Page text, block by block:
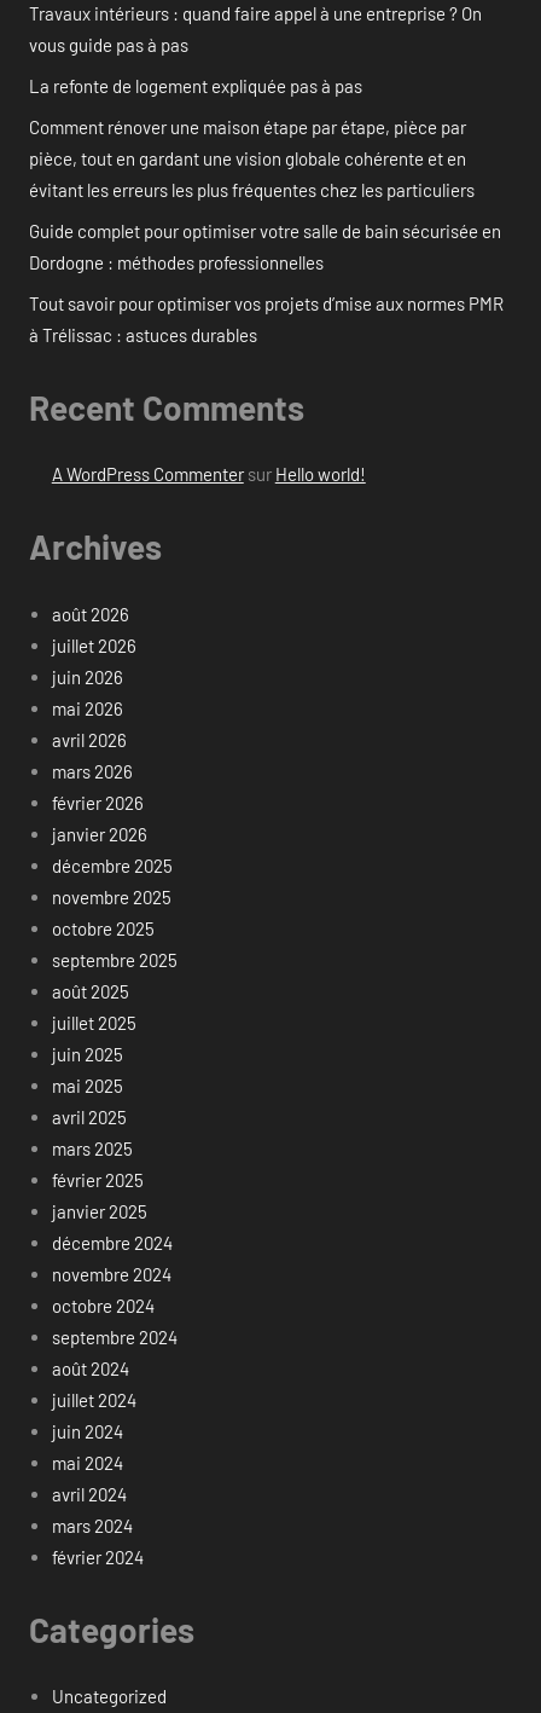
Travaux intérieurs : quand faire appel à une entreprise ? On
vous guide pas à pas
La refonte de logement expliquée pas à pas
Comment rénover une maison étape par étape, pièce par
pièce, tout en gardant une vision globale cohérente et en
évitant les erreurs les plus fréquentes chez les particuliers
Guide complet pour optimiser votre salle de bain sécurisée en
Dordogne : méthodes professionnelles
Tout savoir pour optimiser vos projets d’mise aux normes PMR
à Trélissac : astuces durables
Recent Comments
A WordPress Commentersur Hello world!
Archives
août 2026
juillet 2026
juin 2026
mai 2026
avril 2026
mars 2026
février 2026
janvier 2026
décembre 2025
novembre 2025
octobre 2025
septembre 2025
août 2025
juillet 2025
juin 2025
mai 2025
avril 2025
mars 2025
février 2025
janvier 2025
décembre 2024
novembre 2024
octobre 2024
septembre 2024
août 2024
juillet 2024
juin 2024
mai 2024
avril 2024
mars 2024
février 2024
Categories
Uncategorized